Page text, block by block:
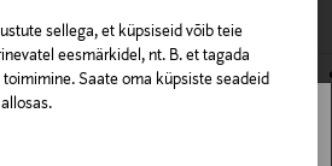
sellega, et küpsiseid võib teie
eesmärkidel, nt. B. et tagada
Saate oma küpsiste seadeid
riigis saadaval.